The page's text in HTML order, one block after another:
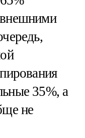
35%, а
не